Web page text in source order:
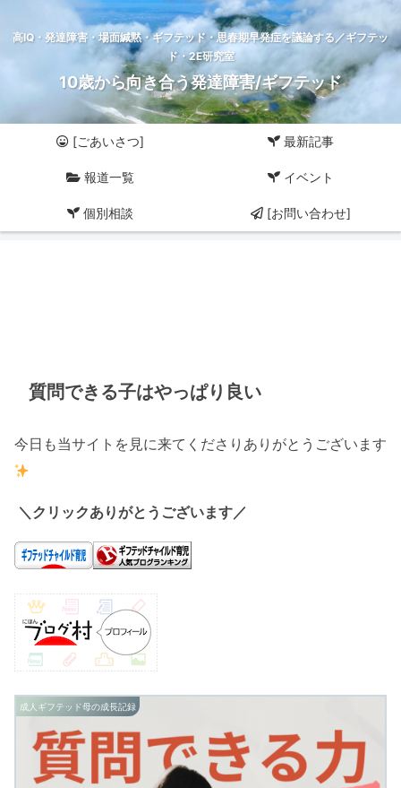
高IQ・発達障害・場面緘黙・ギフテッド・思春期早発症を議論する／ギフテッ
ド・2E研究室
10歳から向き合う発達障害/ギフテッド
[ごあいさつ] 最新記事
報道一覧 イベント
個別相談 [お問い合わせ]
質問できる子はやっぱり良い
今日も当サイトを見に来てくださりありがとうございます
＼クリックありがとうございます／
成人ギフテッド母の成長記録